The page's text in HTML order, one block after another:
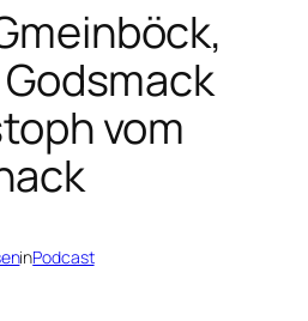
vom
inPodcast